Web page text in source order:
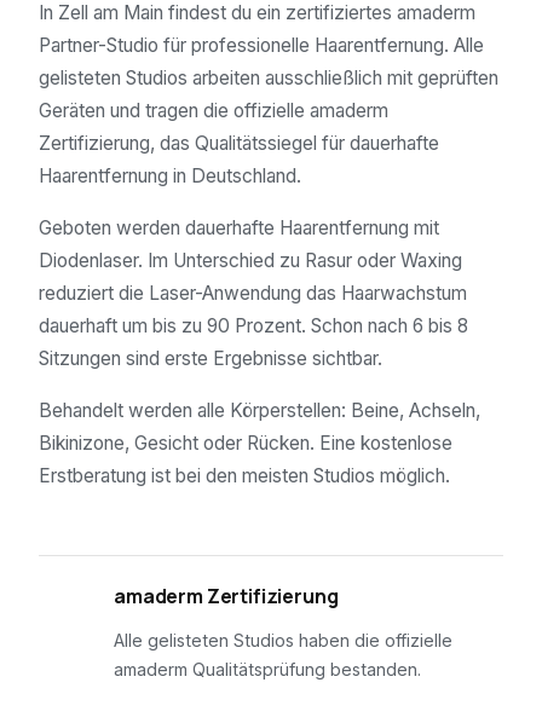
In Zell am Main findest du ein zertifiziertes amaderm
Partner-Studio für professionelle Haarentfernung. Alle
gelisteten Studios arbeiten ausschließlich mit geprüften
Geräten und tragen die offizielle amaderm
Zertifizierung, das Qualitätssiegel für dauerhafte
Haarentfernung in Deutschland.
Geboten werden dauerhafte Haarentfernung mit
Diodenlaser. Im Unterschied zu Rasur oder Waxing
reduziert die Laser-Anwendung das Haarwachstum
dauerhaft um bis zu 90 Prozent. Schon nach 6 bis 8
Sitzungen sind erste Ergebnisse sichtbar.
Behandelt werden alle Körperstellen: Beine, Achseln,
Bikinizone, Gesicht oder Rücken. Eine kostenlose
Erstberatung ist bei den meisten Studios möglich.
amaderm Zertifizierung
Alle gelisteten Studios haben die offizielle
amaderm Qualitätsprüfung bestanden.